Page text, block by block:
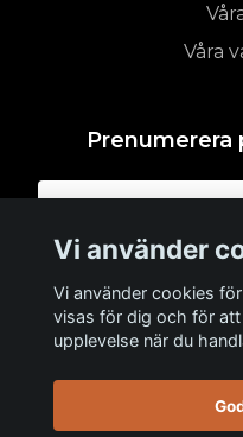
Våra
Prenumerera
Vi använder
Vi använder cookies
visas för dig och för
upplevelse när du